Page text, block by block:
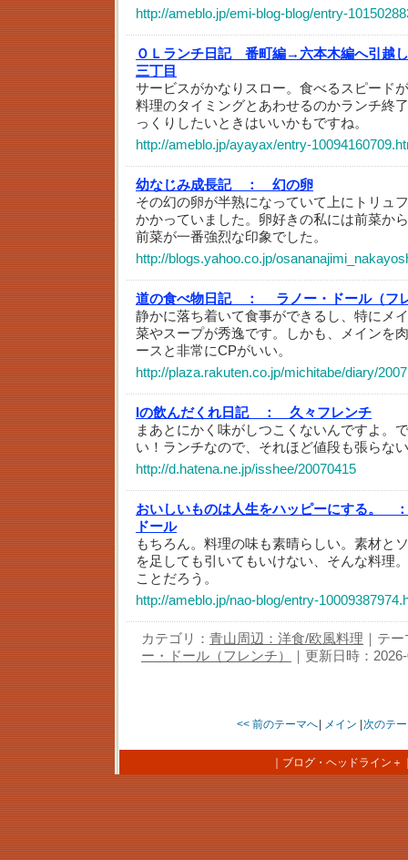
http://ameblo.jp/emi-blog-blog/entry-
ＯＬランチ日記 番町編→六本木編へ引越
三丁目
サービスがかなりスロー。食べるスピード
料理のタイミングとあわせるのかランチ終
っくりしたいときはいいかもですね。
http://ameblo.jp/ayayax/entry-
幼なじみ成長記 ：
幻の卵
その幻の卵が半熟になっていて上にトリュ
かかっていました。卵好きの私には前菜か
前菜が一番強烈な印象でした。
http://blogs.yahoo.co.jp/
道の食べ物日記 ：
ラノー・ドール（フ
静かに落ち着いて食事ができるし、特にメ
菜やスープが秀逸です。しかも、メインを
ースと非常にCPがいい。
http://plaza.rakuten.co.jp/michitabe/diary/
Iの飲んだくれ日記 ：
久々フレンチ
まあとにかく味がしつこくないんですよ。
い！ランチなので、それほど値段も張らな
http://d.hatena.ne.jp/isshee/20070415
おいしいものは人生をハッピーにする。 ：
ドール
もちろん。料理の味も素晴らしい。素材と
を足しても引いてもいけない、そんな料理
ことだろう。
http://ameblo.jp/nao-blog/entry-
カテゴリ： 青山周辺：洋食/欧風料理 ｜テ
ー・ドール（フレンチ）
｜更新日時：
<< 前のテーマへ メイン 次のテ
ブログ・ヘッドライン＋